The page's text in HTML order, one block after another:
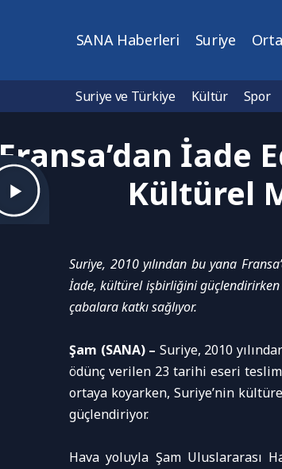
SANA Haberleri Suriye
Suriye ve Türkiye Kültür Spor
Fransa’dan İade
Kültürel
Suriye, 2010 yılından bu yana
İade, kültürel işbirliğini güçlendirirken
çabalara katkı sağlıyor.
Şam (SANA) – Suriye, 2010
ödünç verilen 23 tarihi eseri
ortaya koyarken, Suriye’nin
güçlendiriyor.
Hava yoluyla Şam Uluslararası